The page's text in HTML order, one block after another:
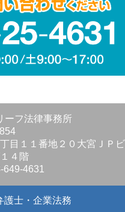
ーフ法律事務所
目１１番地２０大宮ＪＰビ
４階
4631
護士・企業法務